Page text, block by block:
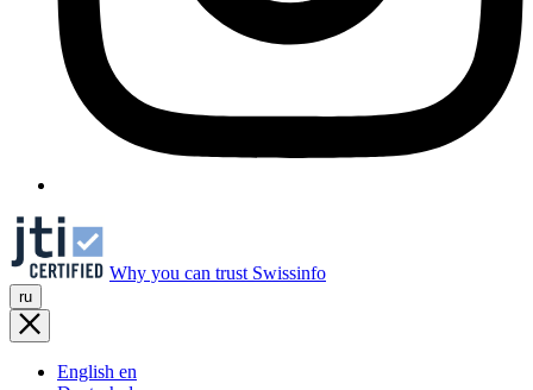
Why you can trust Swissinfo
ru
English en